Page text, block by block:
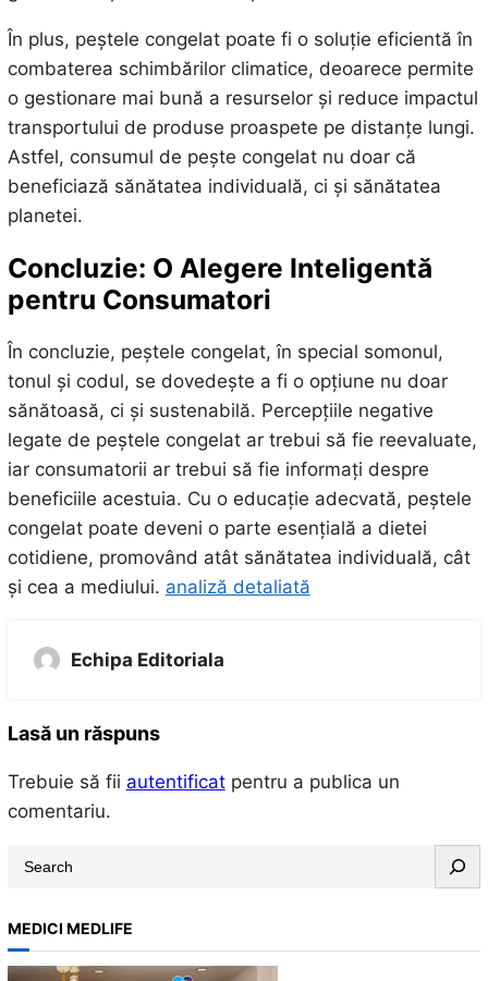
În plus, peștele congelat poate fi o soluție eficientă în
combaterea schimbărilor climatice, deoarece permite
o gestionare mai bună a resurselor și reduce impactul
transportului de produse proaspete pe distanțe lungi.
Astfel, consumul de pește congelat nu doar că
beneficiază sănătatea individuală, ci și sănătatea
planetei.
Concluzie: O Alegere Inteligentă
pentru Consumatori
În concluzie, peștele congelat, în special somonul,
tonul și codul, se dovedește a fi o opțiune nu doar
sănătoasă, ci și sustenabilă. Percepțiile negative
legate de peștele congelat ar trebui să fie reevaluate,
iar consumatorii ar trebui să fie informați despre
beneficiile acestuia. Cu o educație adecvată, peștele
congelat poate deveni o parte esențială a dietei
cotidiene, promovând atât sănătatea individuală, cât
și cea a mediului. analiză detaliată
Echipa Editoriala
Lasă un răspuns
Trebuie să fii autentificatpentru a publica un
comentariu.
a
r
c
MEDICI MEDLIFE